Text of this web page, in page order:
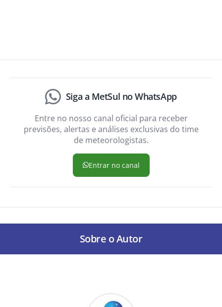
Siga a MetSul no WhatsApp
Entre no nosso canal oficial para receber
previsões, alertas e análises exclusivas do time
de meteorologistas.
Entrar no canal
Sobre o Autor